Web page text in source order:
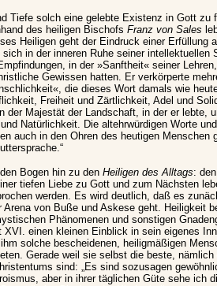
Tiefe solch eine gelebte Existenz in Gott zu
des heiligen Bischofs Franz von Sales
Heiligen geht der Eindruck einer Erfüllung
in der inneren Ruhe seiner intellektuellen
in der »Sanftheit« seiner
Gewissen hatten. Er verkörperte
die dieses Wort damals wie
Freiheit und Zärtlichkeit, Adel und
der Majestät der Landschaft, in der er lebte,
Natürlichkeit. Die altehrwürdigen Worte
auch in den Ohren des heutigen Menschen
Bogen hin zu den Heiligen des Alltags: den
tiefen Liebe zu Gott und zum Nächsten
werden. Es wird deutlich, daß es
von Buße und Askese geht. Heiligkeit
Phänomenen und sonstigen
einen kleinen Einblick in sein eigenes
solche bescheidenen, heiligmäßigen
Gerade weil sie selbst die beste, nämlich
sind: „Es sind sozusagen
aber in ihrer täglichen Güte sehe ich